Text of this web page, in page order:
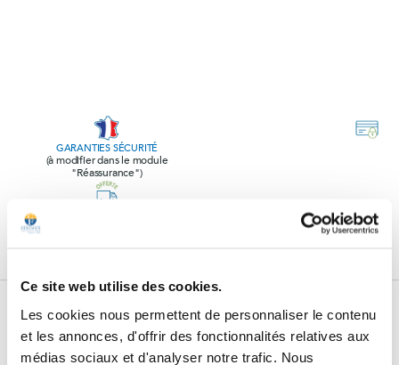
Ce site web utilise des cookies.
Les cookies nous permettent de personnaliser le contenu
et les annonces, d'offrir des fonctionnalités relatives aux
médias sociaux et d'analyser notre trafic. Nous
GARANTIES SÉCURITÉ
(à modifier dans le module
"Réassurance")
Subscribe to our newsletter
Subscribe to our newsletter, receive all our promotions and follow
the latest news from Laboratoires Fenioux.